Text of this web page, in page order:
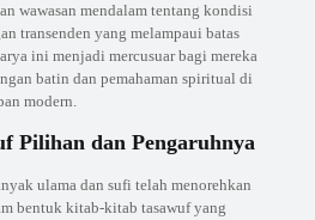
wawasan mendalam tentang kondisi
transenden yang melampaui batas
ini menjadi mercusuar bagi mereka
batin dan pemahaman spiritual di
modern.
Pilihan dan Pengaruhnya
ulama dan sufi telah menorehkan
bentuk kitab-kitab tasawuf yang